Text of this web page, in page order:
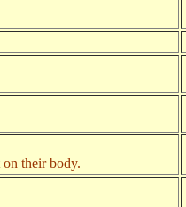
their body.